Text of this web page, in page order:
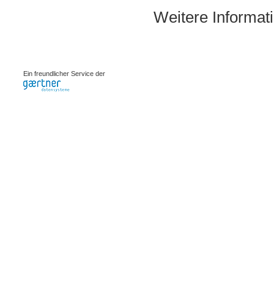
Weitere
Ein freundlicher Service der